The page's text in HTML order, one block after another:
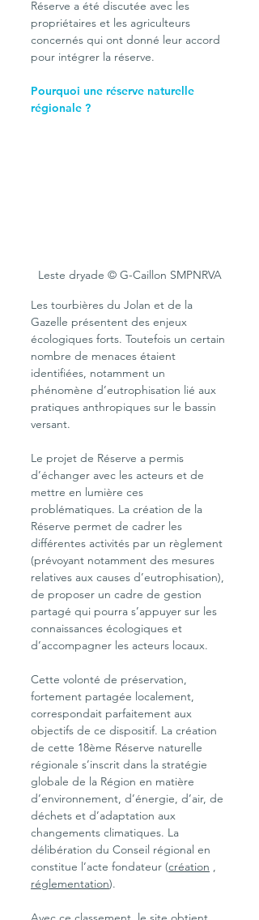
Réserve a été discutée avec les
propriétaires et les agriculteurs
concernés qui ont donné leur accord
pour intégrer la réserve.
Pourquoi une réserve naturelle
régionale ?
Leste dryade © G-Caillon SMPNRVA
Les tourbières du Jolan et de la
Gazelle présentent des enjeux
écologiques forts. Toutefois un certain
nombre de menaces étaient
identifiées, notamment un
phénomène d’eutrophisation lié aux
pratiques anthropiques sur le bassin
versant.
Le projet de Réserve a permis
d’échanger avec les acteurs et de
mettre en lumière ces
problématiques. La création de la
Réserve permet de cadrer les
différentes activités par un règlement
(prévoyant notamment des mesures
relatives aux causes d’eutrophisation),
de proposer un cadre de gestion
partagé qui pourra s’appuyer sur les
connaissances écologiques et
d’accompagner les acteurs locaux.
Cette volonté de préservation,
fortement partagée localement,
correspondait parfaitement aux
objectifs de ce dispositif. La création
de cette 18ème Réserve naturelle
régionale s’inscrit dans la stratégie
globale de la Région en matière
d’environnement, d’énergie, d’air, de
déchets et d’adaptation aux
changements climatiques. La
délibération du Conseil régional en
constitue l’acte fondateur (création
réglementation).